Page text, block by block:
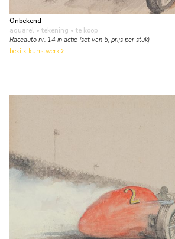
Onbekend
aquarel • tekening • te koop
Raceauto nr. 14 in actie (set van 5, prijs per stuk)
bekijk kunstwerk